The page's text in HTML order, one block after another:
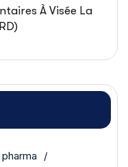
À Visée La
pharma